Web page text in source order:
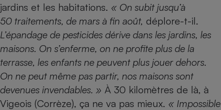
jardins et les habitations. « On subit jusqu’à
50 traitements, de mars à fin août, déplore-t-il.
L’épandage de pesticides dérive dans les jardins, les
maisons. On s’enferme, on ne profite plus de la
terrasse, les enfants ne peuvent plus jouer dehors.
On ne peut même pas partir, nos maisons sont
devenues invendables. » À 30 kilomètres de là, à
Vigeois (Corrèze), ça ne va pas mieux. « Impossible
Complément
alimentaire
bouteille
Assurance emprunteur
Banque
Petit électroménager -
Matelas
Mutuelle